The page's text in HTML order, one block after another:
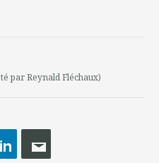
par Reynald Fléchaux)